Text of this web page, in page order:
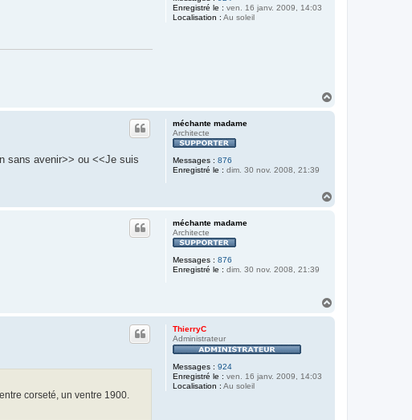
Enregistré le : ven. 16 janv. 2009, 14:03
Localisation : Au soleil
méchante madame
Architecte
Messages : 876
Enregistré le : dim. 30 nov. 2008, 21:39
sans avenir>> ou <<Je suis
méchante madame
Architecte
Messages : 876
Enregistré le : dim. 30 nov. 2008, 21:39
ThierryC
Administrateur
Messages : 924
Enregistré le : ven. 16 janv. 2009, 14:03
Localisation : Au soleil
corseté, un ventre 1900.